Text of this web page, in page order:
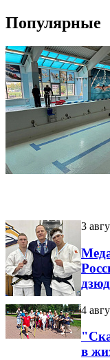
Популярные
3
4
в